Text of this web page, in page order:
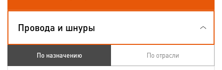
Провода и шнуры
По назначению По отрасли